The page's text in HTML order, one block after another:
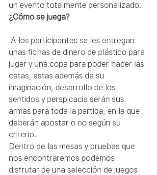
un evento totalmente personalizado.
¿Cómo se juega?
unas fichas de dinero de plástico para
jugar y una copa para poder hacer las
catas, estas además de su
imaginación, desarrollo de los
sentidos y perspicacia serán sus
armas para toda la partida, en la que
deberán apostar o no según su
criterio.
Dentro de las mesas y pruebas que
nos encontraremos podemos
disfrutar de una selección de juegos